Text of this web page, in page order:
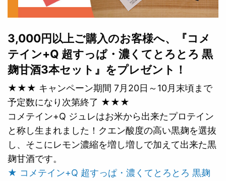
3,000円以上ご購入のお客様へ、『コメ
テイン+Q 超すっぱ・濃くてとろとろ 黒
麹甘酒3本セット』をプレゼント！
★★★ キャンペーン期間 7月20日～10月末頃まで
予定数になり次第終了 ★★★
コメテイン+Q ジュレはお米から出来たプロテイン
と称し生まれました！クエン酸度の高い黒麹を選抜
し、そこにレモン濃縮を増し増しで加えて出来た黒
麹甘酒です。
★ コメテイン+Q 超すっぱ・濃くてとろとろ 黒麹